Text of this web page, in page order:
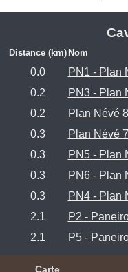
Distance (km) Nom
0.0 PN1 - Plan
0.2
PN3 - Plan
0.2
Plan Névé
0.3
Plan Névé
0.3
PN5 - Plan
0.3
PN6 - Plan
0.3
PN4 - Plan
2.1
P2 -
2.1
P5 -
Carte